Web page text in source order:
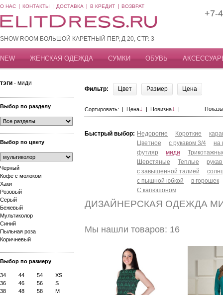
О НАС КОНТАКТЫ ДОСТАВКА В КРЕДИТ ВОЗВРАТ
SHOW ROOM БОЛЬШОЙ КАРЕТНЫЙ ПЕР, Д 20, СТР. 3
+7-
NEW ЖЕНСКАЯ ОДЕЖДА СУМКИ ОБУВЬ
тэги - миди
Выбор по разделу
Выбор по цвету
Черный
Кофе с молоком
Хаки
Розовый
Серый
Бежевый
Мультиколор
Синий
Пыльная роза
Коричневый
Выбор по размеру
34 44 54
XS
36
46 56
S
38
48 58
M
Фильтр: Цвет Размер Цена
Сортировать: | Цена↓ | Новизна↓ |
Быстрый выбор: Недорогие Короткие
Цветное
с рукавом 3/4
на
футляр
миди
Шерстяные
Теплые
с завышенной талией
с пышной юбкой
в горошек
С капюшоном
ДИЗАЙНЕРСКАЯ ОДЕЖДА
Мы нашли товаров: 16